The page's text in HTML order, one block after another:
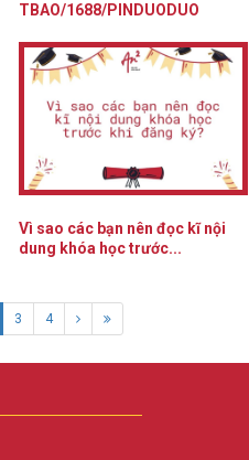
TBAO/1688/PINDUODUO
Vì sao các bạn nên đọc kĩ nội
dung khóa học trước...
3 4